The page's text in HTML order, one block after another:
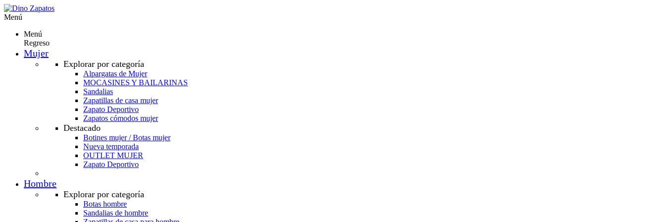
Menú
Menú
Regreso
Mujer
Explorar por categoría
Alpargatas de Mujer
MOCASINES Y BAILARINAS
Sandalias
Zapatillas de casa mujer
Zapato Deportivo
Zapatos cómodos mujer
Destacado
Botines mujer / Botas mujer
Nueva temporada
OUTLET MUJER
Zapato Deportivo
Hombre
Explorar por categoría
Botas hombre
Sandalias de hombre